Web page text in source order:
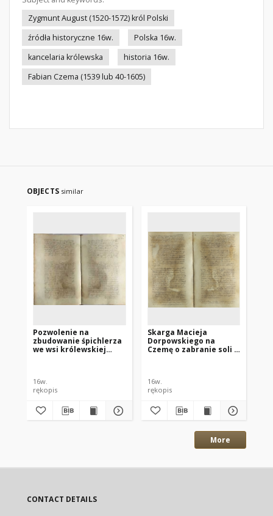
Zygmunt August (1520-1572) król Polski
źródła historyczne 16w.
Polska 16w.
kancelaria królewska
historia 16w.
Fabian Czema (1539 lub 40-1605)
OBJECTS similar
Pozwolenie na
zbudowanie śpichlerza
we wsi królewskiej
gdańskiego, Łomża
11.10.1553
16w.
rękopis
Skarga Macieja
Dorpowskiego na
Czemę o zabranie soli w
16w.
rękopis
More
CONTACT DETAILS